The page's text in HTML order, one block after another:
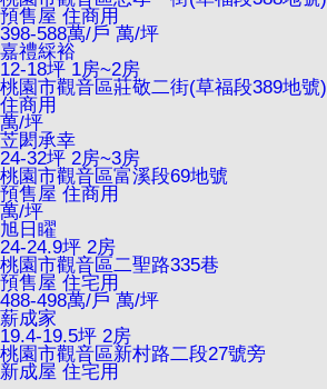
預售屋 住商用
398-588萬/戶 萬/坪
嘉禮綵裕
12-18坪 1房~2房
桃園市觀音區莊敬二街(草福段389地號)
住商用
萬/坪
苙閎承幸
24-32坪 2房~3房
桃園市觀音區富溪段69地號
預售屋 住商用
萬/坪
旭日矅
24-24.9坪 2房
桃園市觀音區二聖路335巷
預售屋 住宅用
488-498萬/戶 萬/坪
薪成家
19.4-19.5坪 2房
桃園市觀音區新村路二段27號旁
新成屋 住宅用